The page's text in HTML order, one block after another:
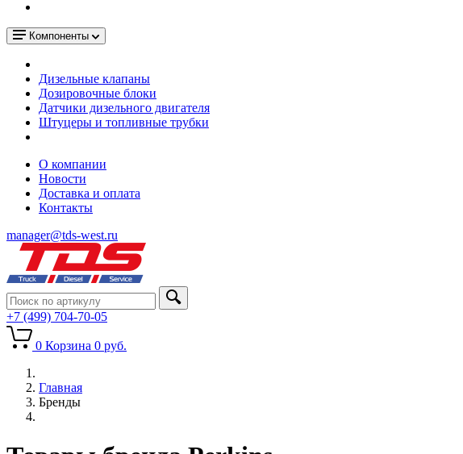
Компоненты
Дизельные клапаны
Дозировочные блоки
Датчики дизельного двигателя
Штуцеры и топливные трубки
О компании
Новости
Доставка и оплата
Контакты
manager@tds-west.ru
+7 (499) 704-70-05
0 Корзина 0 руб.
Главная
Бренды